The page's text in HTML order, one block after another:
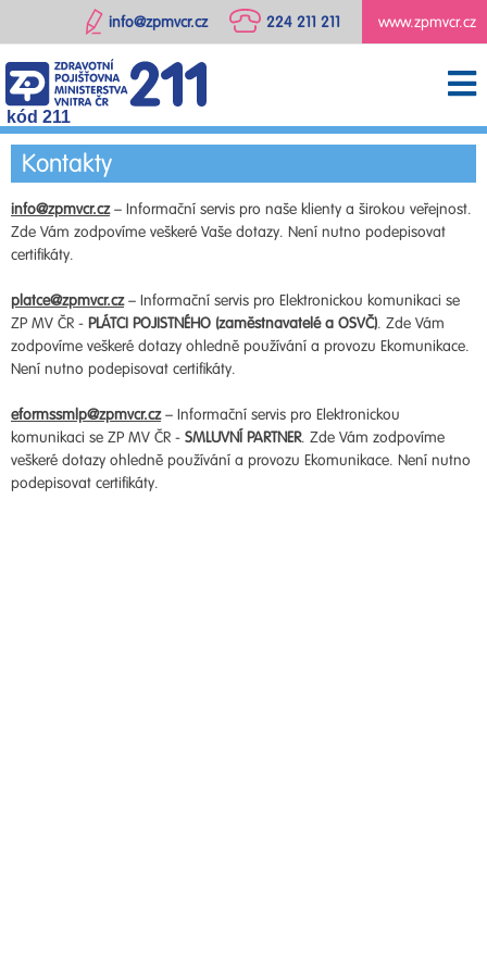
www.zpmvcr.cz
224 211 211
info@zpmvcr.cz
kód 211
Kontakty
info@zpmvcr.cz– Informační servis pro naše klienty a širokou veřejnost.
Zde Vám zodpovíme veškeré Vaše dotazy. Není nutno podepisovat
certifikáty.
platce@zpmvcr.cz– Informační servis pro Elektronickou komunikaci se
ZP MV ČR - PLÁTCI POJISTNÉHO (zaměstnavatelé a OSVČ). Zde Vám
zodpovíme veškeré dotazy ohledně používání a provozu Ekomunikace.
Není nutno podepisovat certifikáty.
eformssmlp@zpmvcr.cz– Informační servis pro Elektronickou
komunikaci se ZP MV ČR - SMLUVNÍ PARTNER. Zde Vám zodpovíme
veškeré dotazy ohledně používání a provozu Ekomunikace. Není nutno
podepisovat certifikáty.